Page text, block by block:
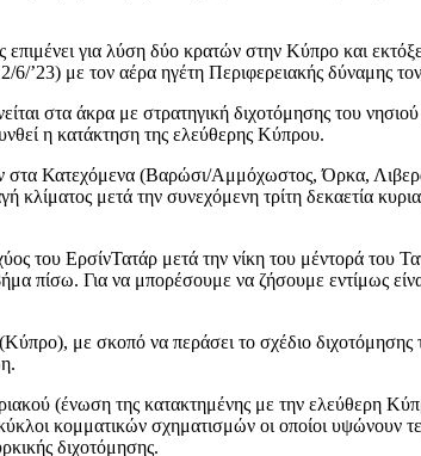
για λύση δύο κρατών στην Κύπρο και
με τον αέρα ηγέτη Περιφερειακής δύναμης τον
στα άκρα με στρατηγική διχοτόμησης του
η κατάκτηση της ελεύθερης Κύπρου.
στα Κατεχόμενα (Βαρώσι/Αμμόχωστος, Όρκα,
μετά την συνεχόμενη τρίτη δεκαετία
του ΕρσίνΤατάρ μετά την νίκη του μέντορά του
Για να μπορέσουμε να ζήσουμε εντίμως
με σκοπό να περάσει το σχέδιο διχοτόμησης
(ένωση της κατακτημένης με την ελεύθερη
κομματικών σχηματισμών οι οποίοι υψώνουν
διχοτόμησης.